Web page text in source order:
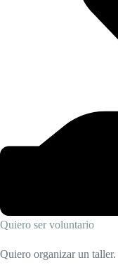
Quiero ser voluntario
Quiero organizar un taller.